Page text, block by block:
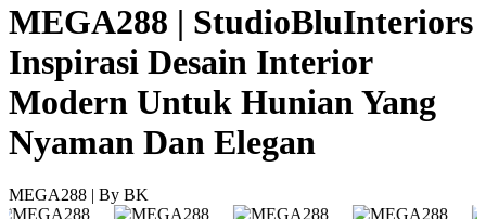
MEGA288 | StudioBluInteriors
Inspirasi Desain Interior
Modern Untuk Hunian Yang
Nyaman Dan Elegan
MEGA288 | By BK